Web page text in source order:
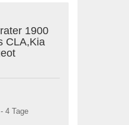
1900
CLA,Kia
4 Tage